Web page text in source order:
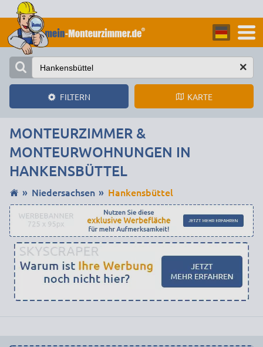
FILTERN KARTE
MONTEURZIMMER &
MONTEURWOHNUNGEN IN
HANKENSBÜTTEL
Niedersachsen Hankensbüttel